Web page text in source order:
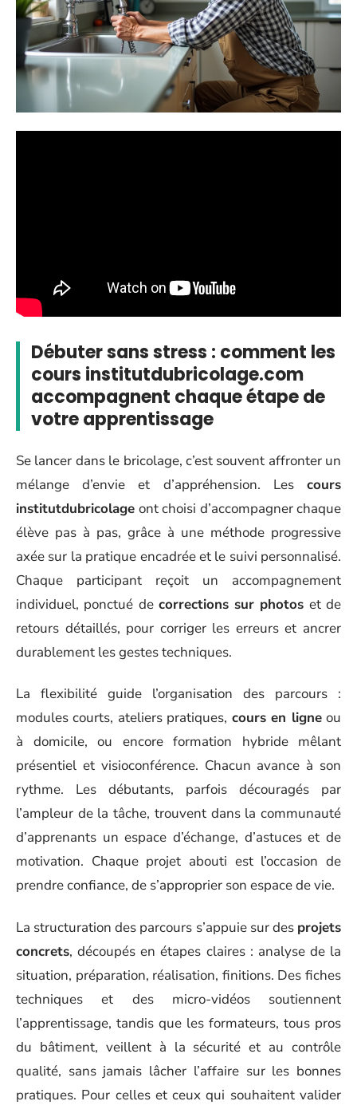
Débuter sans stress : comment les
cours institutdubricolage.com
accompagnent chaque étape de
votre apprentissage
Se lancer dans le bricolage, c’est souvent affronter un
mélange d’envie et d’appréhension. Les cours
institutdubricolage ont choisi d’accompagner chaque
élève pas à pas, grâce à une méthode progressive
axée sur la pratique encadrée et le suivi personnalisé.
Chaque participant reçoit un accompagnement
individuel, ponctué de corrections sur photos et de
retours détaillés, pour corriger les erreurs et ancrer
durablement les gestes techniques.
La flexibilité guide l’organisation des parcours :
modules courts, ateliers pratiques, cours en ligneou
à domicile, ou encore formation hybride mêlant
présentiel et visioconférence. Chacun avance à son
rythme. Les débutants, parfois découragés par
l’ampleur de la tâche, trouvent dans la communauté
d’apprenants un espace d’échange, d’astuces et de
motivation. Chaque projet abouti est l’occasion de
prendre confiance, de s’approprier son espace de vie.
La structuration des parcours s’appuie sur des projets
concrets, découpés en étapes claires : analyse de la
situation, préparation, réalisation, finitions. Des fiches
techniques et des micro-vidéos soutiennent
l’apprentissage, tandis que les formateurs, tous pros
du bâtiment, veillent à la sécurité et au contrôle
qualité, sans jamais lâcher l’affaire sur les bonnes
pratiques. Pour celles et ceux qui souhaitent valider